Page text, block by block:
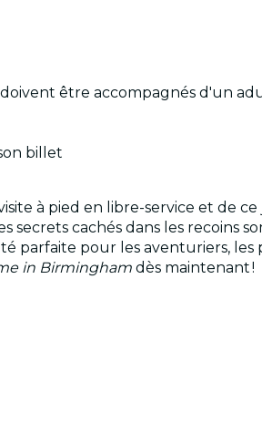
doivent être accompagnés d'un
billet
à pied en libre-service et de
cachés dans les recoins
parfaite pour les aventuriers,
in Birmingham dès maintenant !